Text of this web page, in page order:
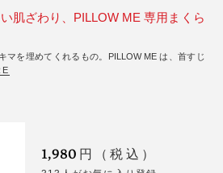
肌ざわり、PILLOW ME 専用まくら
マを埋めてくれるもの。PILLOW ME は、首すじ
1,980 円（税込）